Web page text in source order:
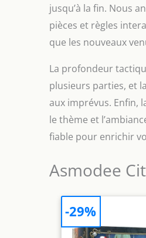
jusqu’à la fin. Nous
pièces et règles
que les nouveaux
La profondeur
plusieurs parties, et
aux imprévus. Enfin,
le thème et
fiable pour enrichir
Asmodee
-29%